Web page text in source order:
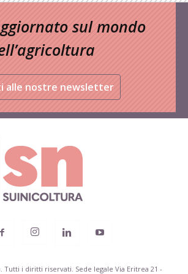
sul mondo
alle nostre newsletter
Tutti i diritti riservati. Sede legale Via Eritrea 21 -